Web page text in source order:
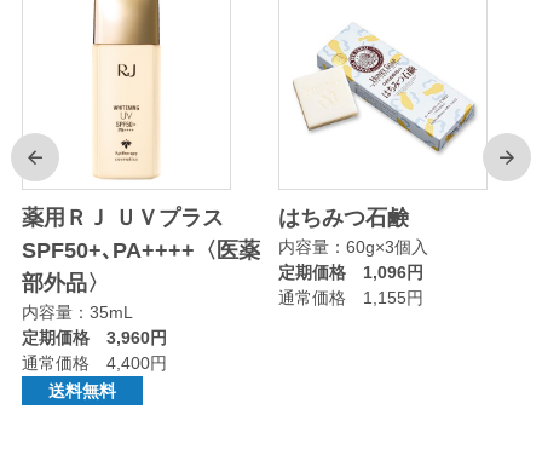
前
薬用ＲＪ ＵＶプラス
SPF50+､PA++++〈医薬
部外品〉
内容量：35mL
定期価格 3,960円
通常価格 4,400円
送料無料
はちみつ石鹸
内容量：60g×3個入
定期価格 1,096円
通常価格 1,155円
次